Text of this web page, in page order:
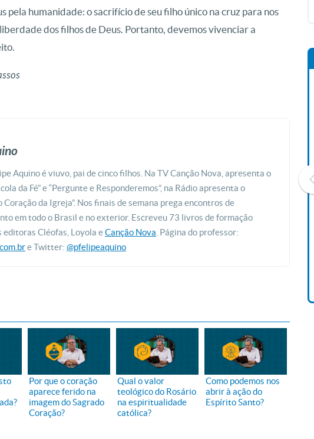
pela humanidade: o sacrifício de seu filho único na cruz para nos
dos filhos de Deus. Portanto, devemos vivenciar a
Aquino é viuvo, pai de cinco filhos. Na TV Canção Nova, apresenta o
da Fé” e “Pergunte e Responderemos”, na Rádio apresenta o
Coração da Igreja”. Nos finais de semana prega encontros de
em todo o Brasil e no exterior. Escreveu 73 livros de formação
editoras Cléofas, Loyola eCanção Nova . Página do professor:
e Twitter: @pfelipeaquino
Por que o coração
aparece ferido na
imagem do Sagrado
Coração?
Qual o valor
teológico do Rosário
na espiritualidade
católica?
Como podemos nos
abrir à ação do
Espírito Santo?
Livro O Padre: A História De